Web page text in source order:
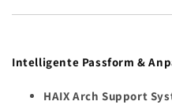
Intelligente Passform &
HAIX Arch Support